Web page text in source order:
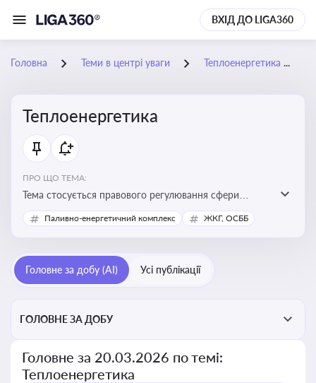
ВХІД ДО LIGA360
Головна Теми в центрі уваги Теплоенергетика
Теплоенергетика
ПРО ЩО ТЕМА:
Тема стосується правового регулювання сфери
теплопостачання в Україні, що є важливою для
енергетичної безпеки, економіки підприємств та
комунальних послуг
Паливно-енергетичний комплекс ЖКГ, ОСББ
Головне за добу (AI) Усі публікації
ГОЛОВНЕ ЗА ДОБУ
Головне за 20.03.2026 по темі:
Теплоенергетика